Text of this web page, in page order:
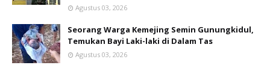
Agustus 03, 2026
Seorang Warga Kemejing Semin Gunungkidul,
Temukan Bayi Laki-laki di Dalam Tas
Agustus 03, 2026